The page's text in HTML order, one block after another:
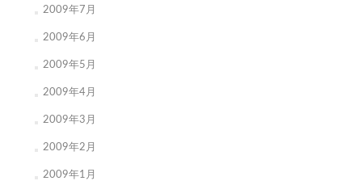
2009年7月
2009年6月
2009年5月
2009年4月
2009年3月
2009年2月
2009年1月